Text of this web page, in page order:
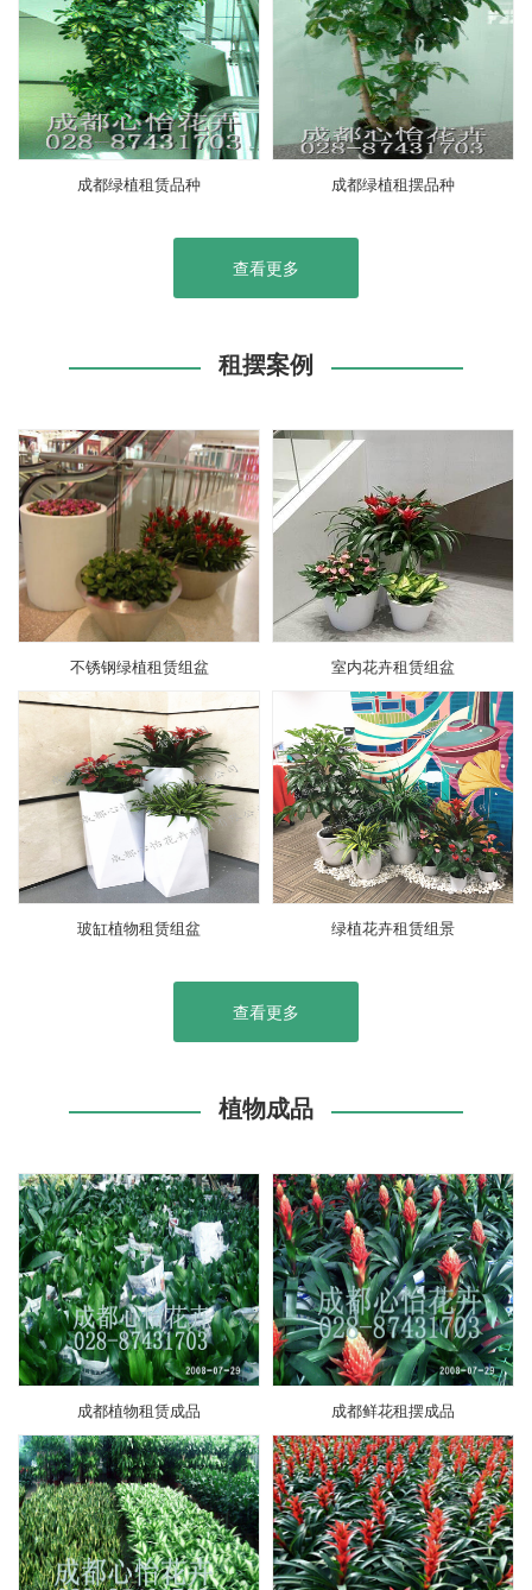
成都绿植租赁品种 成都绿植租摆品种
查看更多
租摆案例
不锈钢绿植租赁组盆 室内花卉租赁组盆
玻缸植物租赁组盆 绿植花卉租赁组景
查看更多
植物成品
成都植物租赁成品 成都鲜花租摆成品